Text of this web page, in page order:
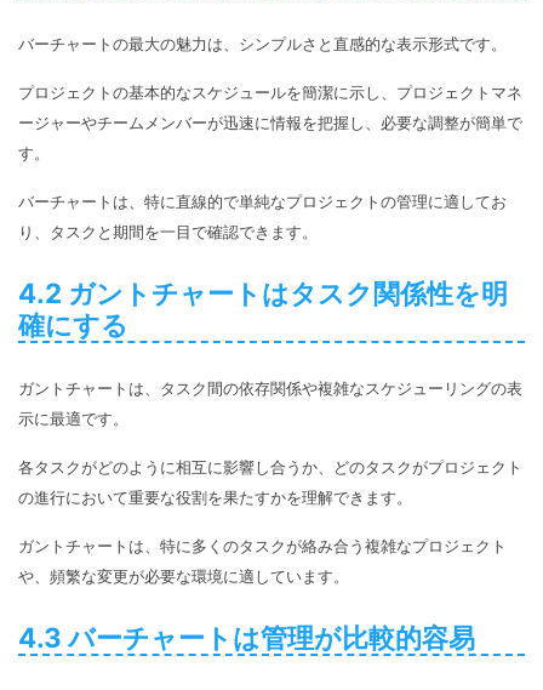
バーチャートの最大の魅力は、シンプルさと直感的な表示形式です。
プロジェクトの基本的なスケジュールを簡潔に示し、プロジェクトマネ
ージャーやチームメンバーが迅速に情報を把握し、必要な調整が簡単で
す。
バーチャートは、特に直線的で単純なプロジェクトの管理に適してお
り、タスクと期間を一目で確認できます。
4.2 ガントチャートはタスク関係性を明
確にする
ガントチャートは、タスク間の依存関係や複雑なスケジューリングの表
示に最適です。
各タスクがどのように相互に影響し合うか、どのタスクがプロジェクト
の進行において重要な役割を果たすかを理解できます。
ガントチャートは、特に多くのタスクが絡み合う複雑なプロジェクト
や、頻繁な変更が必要な環境に適しています。
4.3 バーチャートは管理が比較的容易